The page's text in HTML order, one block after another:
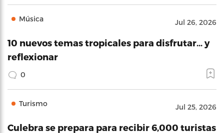
Música Jul 26, 2026
10 nuevos temas tropicales para disfrutar… y
reflexionar
0
Turismo Jul 25, 2026
Culebra se prepara para recibir 6,000 turistas